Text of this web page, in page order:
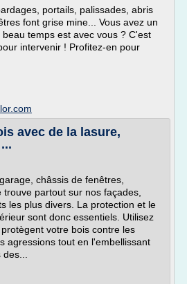
portails, palissades, abris
font grise mine... Vous avez un
temps est avec vous ? C'est
intervenir ! Profitez-en pour
avec de la lasure,
châssis de fenêtres,
partout sur nos façades,
les plus divers. La protection et le
sont donc essentiels. Utilisez
votre bois contre les
agressions tout en l'embellissant